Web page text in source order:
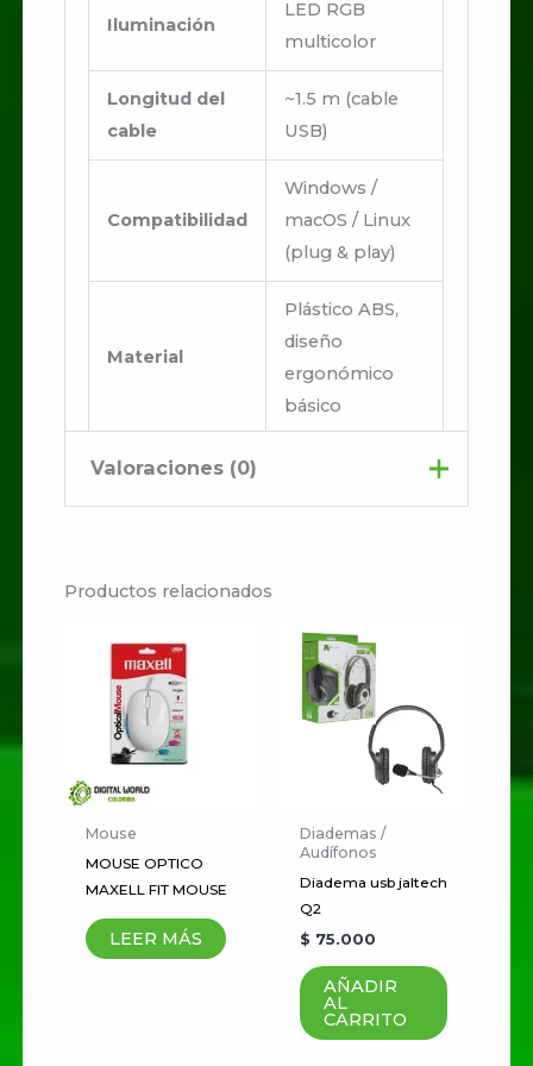
Iluminación
LED RGB
multicolor
Longitud del
cable
~1.5 m (cable
USB)
Compatibilidad
Windows /
macOS / Linux
(plug & play)
Material
Plástico ABS,
diseño
ergonómico
básico
Uso
Valoraciones (0)
Sé el primero en valorar
“MOUSE GAMER
JALTECH G06”
Tu dirección de correo
electrónico no será publicada.
Los campos obligatorios están
marcados con
Tu
puntuación
Productos relacionados
Mouse
MOUSE OPTICO
MAXELL FIT MOUSE
LEER MÁS
Diademas /
Audífonos
Diadema usb jaltech
Q2
$ 75.000
AÑADIR
AL
CARRITO